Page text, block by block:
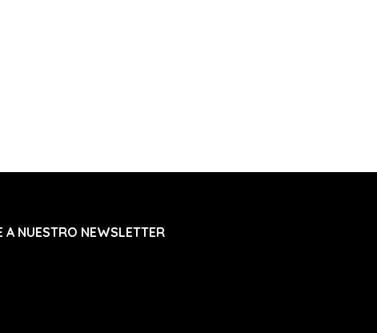
A NUESTRO NEWSLETTER